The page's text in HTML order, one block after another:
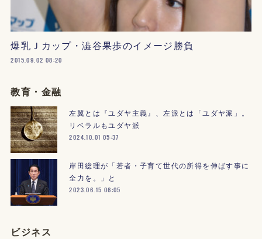
爆乳Ｊカップ・澁谷果歩のイメージ勝負
2015.09.02 08:20
教育・金融
左翼とは『ユダヤ主義』、左派とは「ユダヤ派」。
リベラルもユダヤ派
2024.10.01 05:37
岸田総理が「若者・子育て世代の所得を伸ばす事に
全力を。」と
2023.06.15 06:05
ビジネス